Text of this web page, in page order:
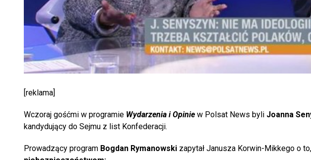
[reklama]
Wczoraj gośćmi w programie Wydarzenia i Opinie w Polsat News byli Joanna
kandydujący do Sejmu z list Konfederacji.
Prowadzący program Bogdan Rymanowski zapytał Janusza Korwin-Mikkego o